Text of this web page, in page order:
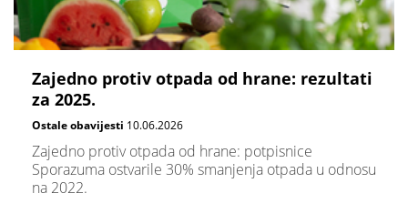
Zajedno protiv otpada od hrane: rezultati
za 2025.
Ostale obavijesti 10.06.2026
Zajedno protiv otpada od hrane: potpisnice
Sporazuma ostvarile 30% smanjenja otpada u odnosu
na 2022.